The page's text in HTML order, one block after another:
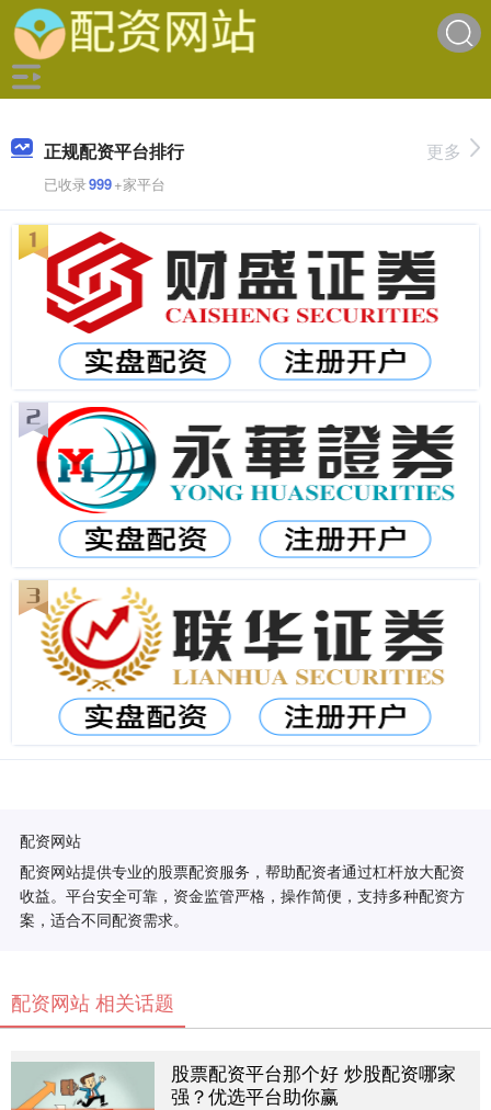
正规配资平台排行
已收录999+家平台
更多
配资网站
配资网站提供专业的股票配资服务，帮助配资者通过杠杆放大配资
收益。平台安全可靠，资金监管严格，操作简便，支持多种配资方
案，适合不同配资需求。
配资网站 相关话题
股票配资平台那个好 炒股配资哪家
强？优选平台助你赢